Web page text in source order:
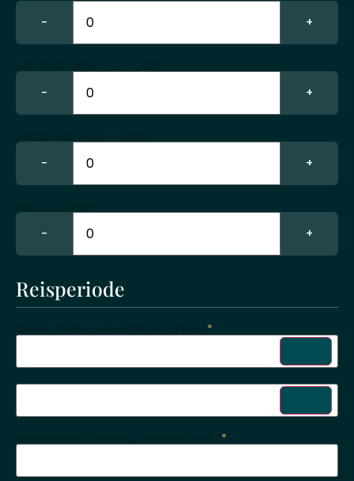
−
+
−
+
−
+
−
+
Reisperiode
*
*